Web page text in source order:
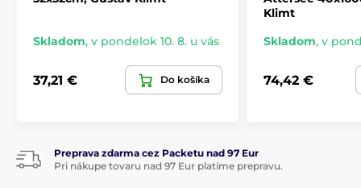
Skladom, v pondelok 10. 8. u vás
37,21 € Do košíka
Klimt
Skladom, v
74,42 €
Preprava zdarma cez Packetu nad 97 Eur
Pri nákupe tovaru nad 97 Eur platíme prepravu.